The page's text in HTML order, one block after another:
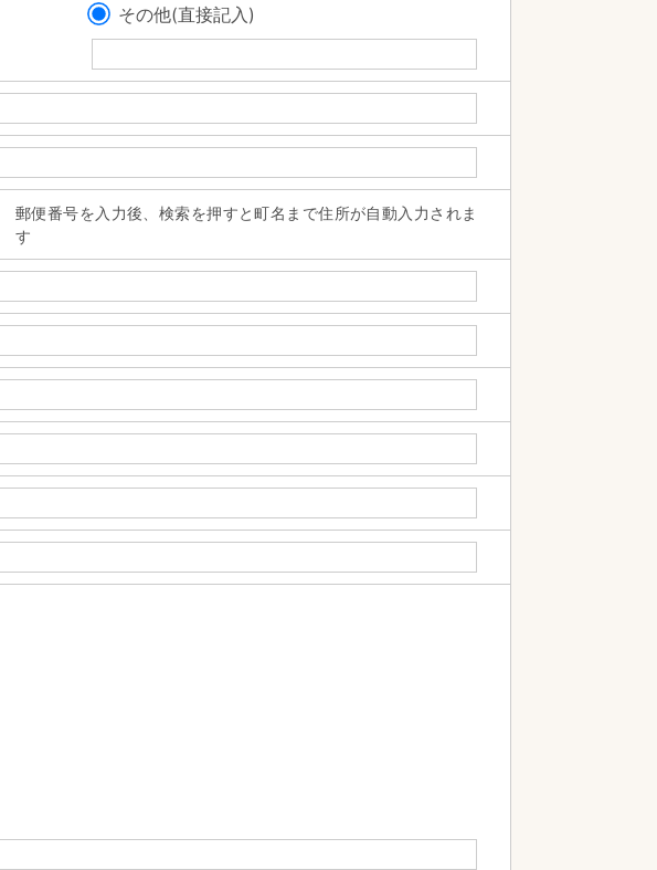
その他(直接記入)
郵便番号を入力後、検索を押すと町名まで住所が自動入力されま
す